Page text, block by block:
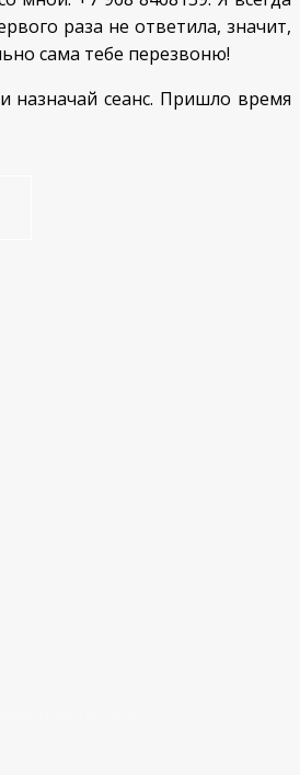
раза не ответила, значит,
сама тебе перезвоню!
и назначай сеанс. Пришло время